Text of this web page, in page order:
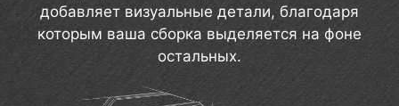
добавляет визуальные детали, благодаря
которым ваша сборка выделяется на фоне
остальных.